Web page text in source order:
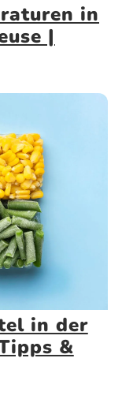
in
|
in der
&